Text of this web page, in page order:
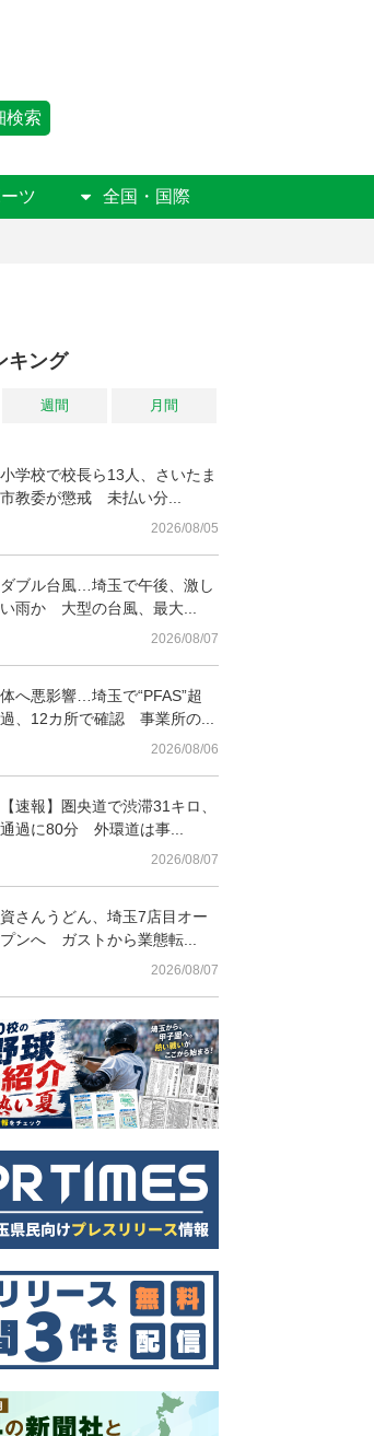
検索
ツ 全国・国際
キング
週間 月間
小学校で校長ら13人、さいたま
市教委が懲戒 未払い分...
2026/08/05
ダブル台風…埼玉で午後、激し
い雨か 大型の台風、最大...
2026/08/07
体へ悪影響…埼玉で“PFAS”超
過、12カ所で確認 事業所の...
2026/08/06
【速報】圏央道で渋滞31キロ、
通過に80分 外環道は事...
2026/08/07
資さんうどん、埼玉7店目オー
プンへ ガストから業態転...
2026/08/07